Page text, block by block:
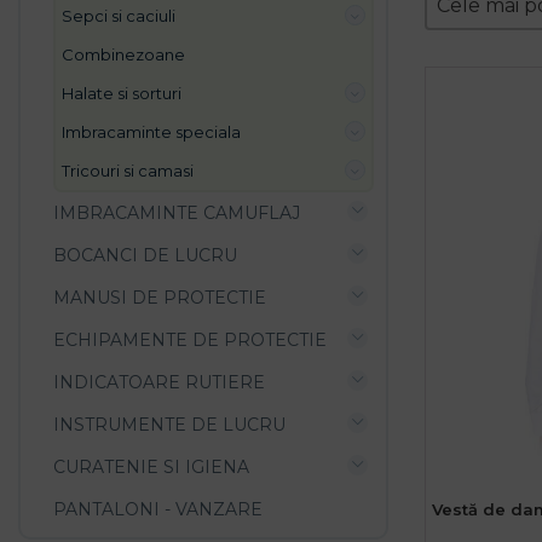
sepci si caciuli
combinezoane
halate si sorturi
imbracaminte speciala
tricouri si camasi
IMBRACAMINTE CAMUFLAJ
BOCANCI DE LUCRU
MANUSI DE PROTECTIE
ECHIPAMENTE DE PROTECTIE
INDICATOARE RUTIERE
INSTRUMENTE DE LUCRU
CURATENIE SI IGIENA
PANTALONI - VANZARE
Cele mai
Femei 36
Vestă de